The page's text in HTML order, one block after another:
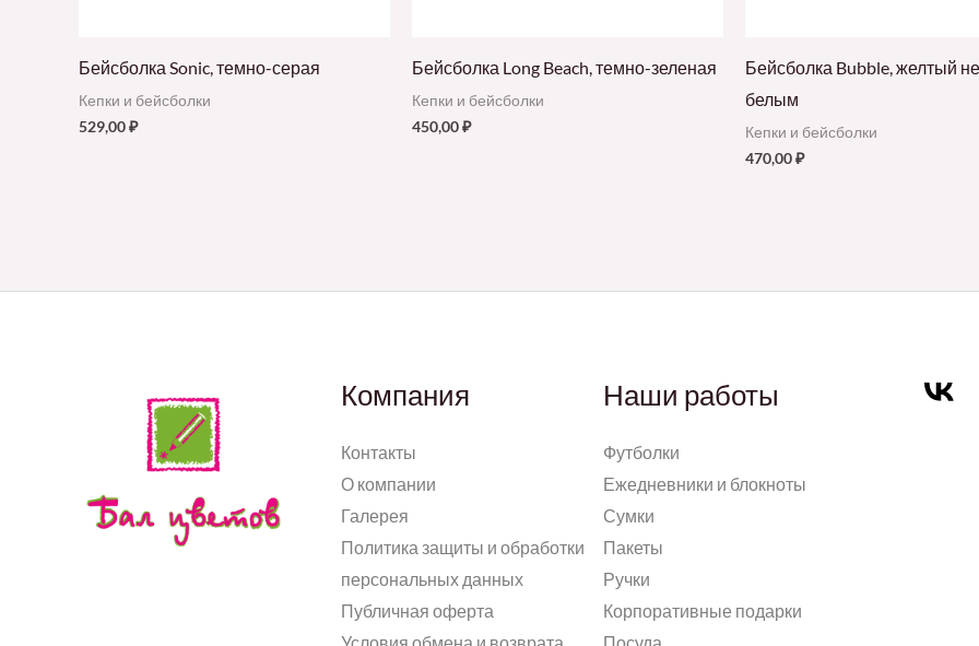
Бейсболка Sonic, темно-серая
Кепки и бейсболки
529,00₽
Бейсболка Long Beach, темно-зеленая
Кепки и бейсболки
450,00₽
Бейсболка Bubble, желтый
белым
Кепки и бейсболки
470,00₽
Компания
Контакты
О компании
Галерея
Политика защиты и обработки
персональных данных
Публичная оферта
Наши работы
Футболки
Ежедневники и блокноты
Сумки
Пакеты
Ручки
Корпоративные подарки